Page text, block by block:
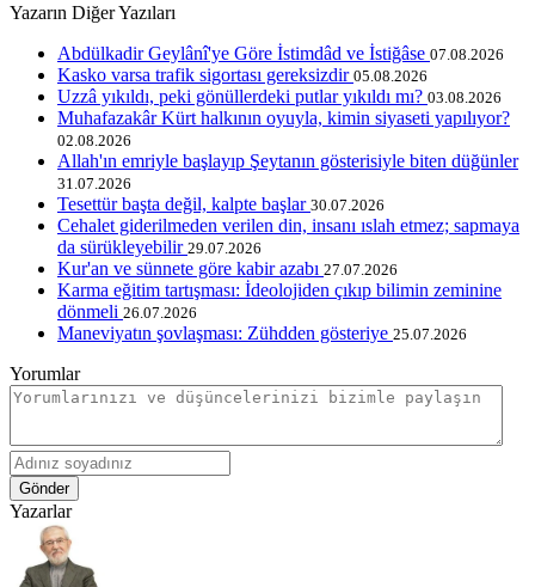
Yazarın Diğer Yazıları
Abdülkadir Geylânî'ye Göre İstimdâd ve İstiğâse 07.08.2026
Kasko varsa trafik sigortası gereksizdir 05.08.2026
Uzzâ yıkıldı, peki gönüllerdeki putlar yıkıldı mı? 03.08.2026
Muhafazakâr Kürt halkının oyuyla, kimin siyaseti yapılıyor?
02.08.2026
Allah'ın emriyle başlayıp Şeytanın gösterisiyle biten düğünler
31.07.2026
Tesettür başta değil, kalpte başlar 30.07.2026
Cehalet giderilmeden verilen din, insanı ıslah etmez; sapmaya
da sürükleyebilir 29.07.2026
Kur'an ve sünnete göre kabir azabı 27.07.2026
Karma eğitim tartışması: İdeolojiden çıkıp bilimin zeminine
dönmeli 26.07.2026
Maneviyatın şovlaşması: Zühdden gösteriye 25.07.2026
Yorumlar
Gönder
Yazarlar